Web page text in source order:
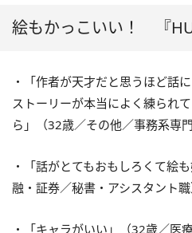
絵もかっこいい！ 『
・「作者が天才だと思うほど話
ストーリーが本当によく練られ
ら」（32歳／その他／事務系専門
・「話がとてもおもしろくて絵
融・証券／秘書・アシスタント職
・「キャラがいい」（32歳／医